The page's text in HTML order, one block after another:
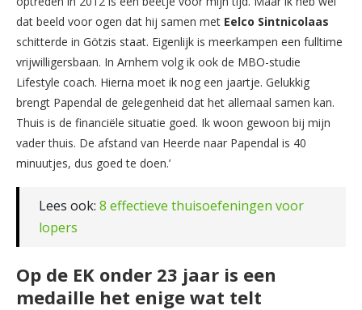
dat beeld voor ogen dat hij samen met Eelco Sintnicolaas
schitterde in Götzis staat. Eigenlijk is meerkampen een fulltime
vrijwilligersbaan. In Arnhem volg ik ook de MBO-studie
Lifestyle coach. Hierna moet ik nog een jaartje. Gelukkig
brengt Papendal de gelegenheid dat het allemaal samen kan.
Thuis is de financiële situatie goed. Ik woon gewoon bij mijn
vader thuis. De afstand van Heerde naar Papendal is 40
minuutjes, dus goed te doen.’
Lees ook: 8 effectieve thuisoefeningen voor
lopers
Op de EK onder 23 jaar is een
medaille het enige wat telt